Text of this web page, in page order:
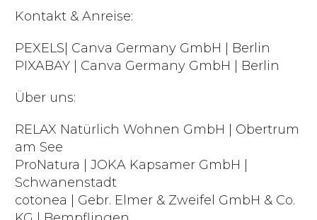
Kontakt & Anreise:
PEXELS| Canva Germany GmbH | Berlin
PIXABAY | Canva Germany GmbH | Berlin
Über uns:
RELAX Natürlich Wohnen GmbH | Obertrum
am See
ProNatura | JOKA Kapsamer GmbH |
Schwanenstadt
cotonea | Gebr. Elmer & Zweifel GmbH & Co.